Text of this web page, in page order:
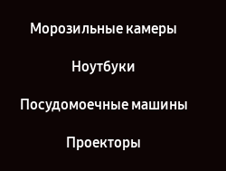
Морозильные камеры
Ноутбуки
Посудомоечные машины
Проекторы